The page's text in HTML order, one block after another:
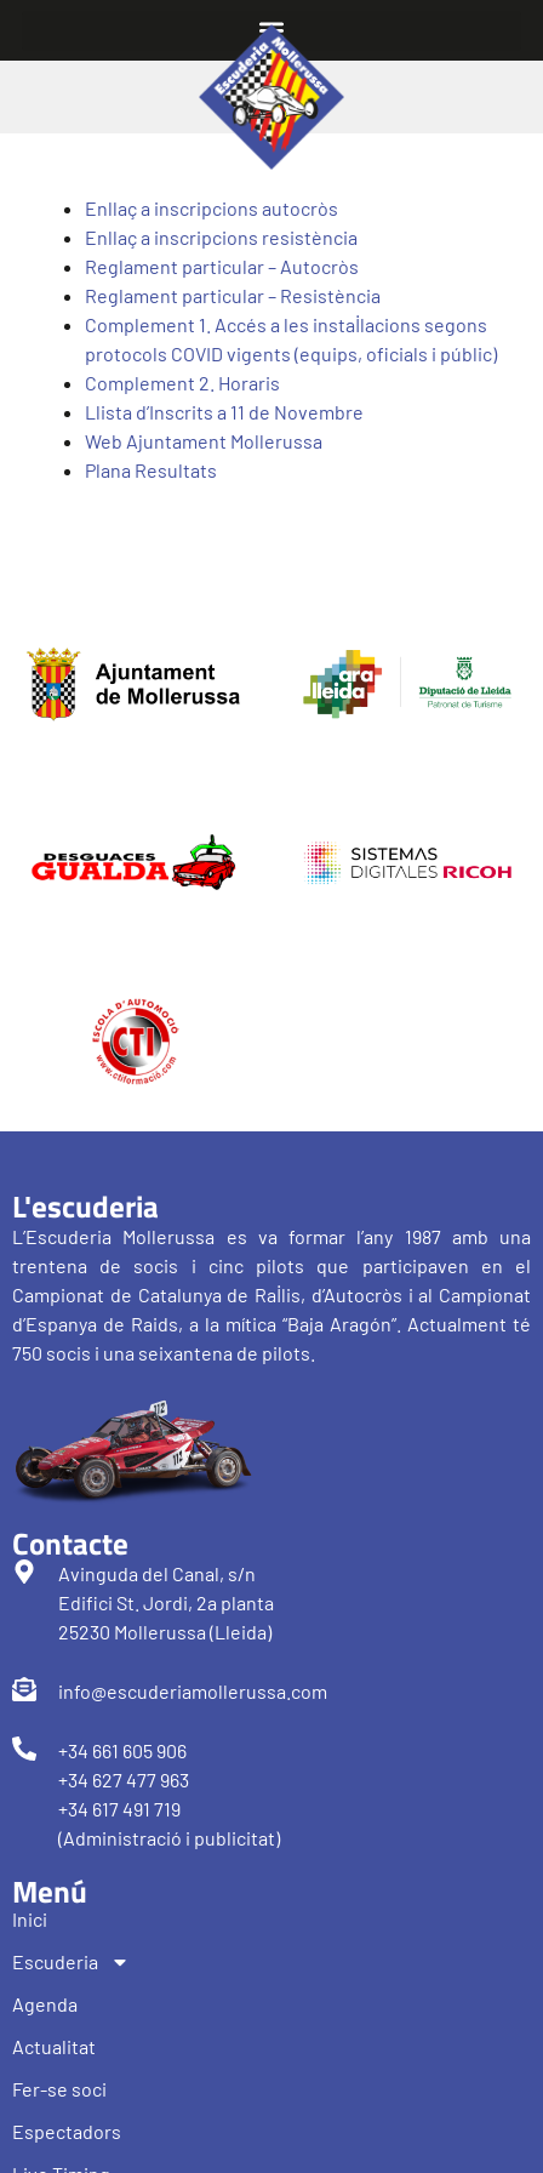
Enllaç a inscripcions autocròs
Enllaç a inscripcions resistència
Reglament particular – Autocròs
Reglament particular – Resistència
Complement 1. Accés a les instal·lacions segons
protocols COVID vigents (equips, oficials i públic)
Complement 2. Horaris
Llista d’Inscrits a 11 de Novembre
Web Ajuntament Mollerussa
Plana Resultats
L'escuderia
L’Escuderia Mollerussa es va formar l’any 1987 amb una
trentena de socis i cinc pilots que participaven en el
Campionat de Catalunya de Ral·lis, d’Autocròs i al Campionat
d’Espanya de Raids, a la mítica “Baja Aragón”. Actualment té
750 socis i una seixantena de pilots.
Contacte
Avinguda del Canal, s/n
Edifici St. Jordi, 2a planta
25230 Mollerussa (Lleida)
info@escuderiamollerussa.com
+34 661 605 906
+34 627 477 963
+34 617 491 719
(Administració i publicitat)
Menú
Inici
Escuderia
Agenda
Actualitat
Fer-se soci
Espectadors